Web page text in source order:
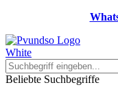
Beliebte Suchbegriffe